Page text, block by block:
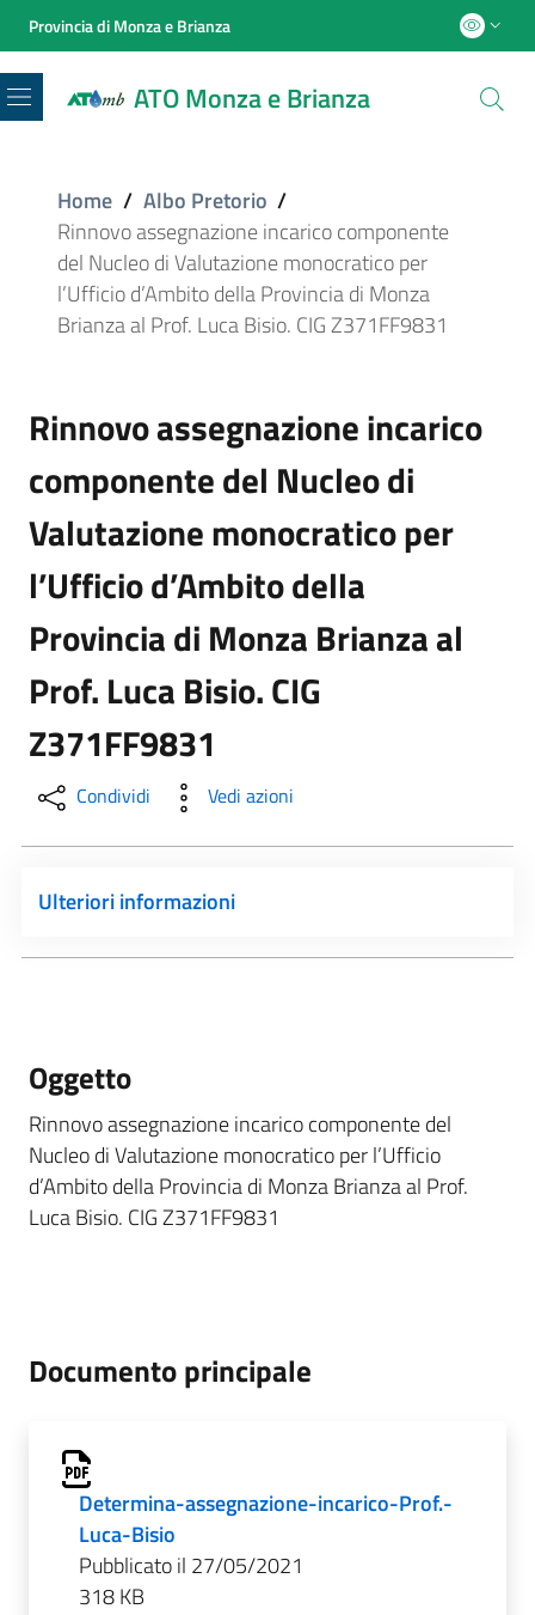
Provincia di Monza e Brianza
ATO Monza e Brianza
Menu
Home / Albo Pretorio /
Rinnovo assegnazione incarico componente
del Nucleo di Valutazione monocratico per
l’Ufficio d’Ambito della Provincia di Monza
Brianza al Prof. Luca Bisio. CIG Z371FF9831
Rinnovo assegnazione incarico
componente del Nucleo di
Valutazione monocratico per
l’Ufficio d’Ambito della
Provincia di Monza Brianza al
Prof. Luca Bisio. CIG
Z371FF9831
Condividi Vedi azioni
Ulteriori informazioni
Oggetto
Rinnovo assegnazione incarico componente del
Nucleo di Valutazione monocratico per l’Ufficio
d’Ambito della Provincia di Monza Brianza al Prof.
Luca Bisio. CIG Z371FF9831
Documento principale
Determina-assegnazione-incarico-Prof.-
Luca-Bisio
Pubblicato il 27/05/2021
318 KB